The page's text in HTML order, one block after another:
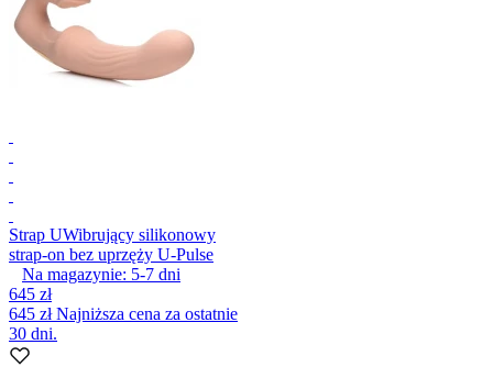
Strap UWibrujący silikonowy
strap-on bez uprzęży U-Pulse
Na magazynie: 5-7 dni
645 zł
645 złNajniższa cena za ostatnie
30 dni.